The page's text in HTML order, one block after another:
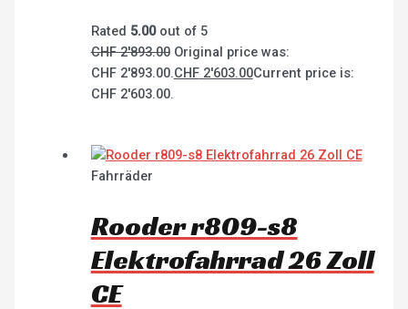
Rated 5.00out of 5
CHF2'893.00 Original price was:
CHF 2'893.00.CHF2'603.00Current price is:
CHF 2'603.00.
Fahrräder
Rooder r809-s8
Elektrofahrrad 26 Zoll
CE